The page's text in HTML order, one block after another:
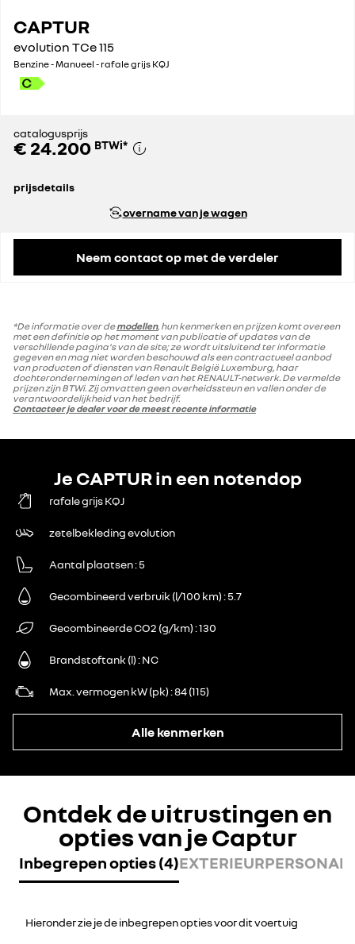
CAPTUR
evolution TCe 115
Benzine - Manueel - rafale grijs KQJ
catalogusprijs
€ 24.200 BTWi*
prijsdetails
overname van je wagen
Neem contact op met de verdeler
*De informatie over demodellen, hun kenmerken en prijzen komt overeen
met een definitie op het moment van publicatie of updates van de
verschillende pagina's van de site; ze wordt uitsluitend ter informatie
gegeven en mag niet worden beschouwd als een contractueel aanbod
van producten of diensten van Renault België Luxemburg, haar
dochterondernemingen of leden van het RENAULT-netwerk. De vermelde
prijzen zijn BTWi. Zij omvatten geen overheidssteun en vallen onder de
verantwoordelijkheid van het bedrijf.
Contacteer je dealer voor de meest recente informatie
Je CAPTUR in een notendop
rafale grijs KQJ
zetelbekleding evolution
Aantal plaatsen 5
Gecombineerd verbruik (l/100 km) 5.7
Gecombineerde CO2 (g/km) 130
Brandstoftank (l) NC
Max. vermogen kW (pk) 84 (115)
Alle kenmerken
Ontdek de uitrustingen en
opties van je Captur
Inbegrepen opties (4)
Hieronder zie je de inbegrepen opties voor dit voertuig